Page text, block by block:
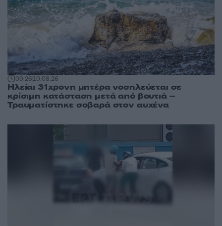
09:2610.08.26
Ηλεία: 31χρονη μητέρα νοσηλεύεται σε
κρίσιμη κατάσταση μετά από βουτιά –
Τραυματίστηκε σοβαρά στον αυχένα